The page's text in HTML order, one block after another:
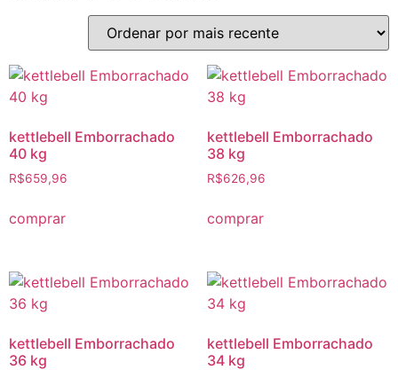
kettlebell Emborrachado
40 kg
R$659,96
comprar
kettlebell Emborrachado
38 kg
R$626,96
comprar
kettlebell Emborrachado
36 kg
kettlebell Emborrachado
34 kg